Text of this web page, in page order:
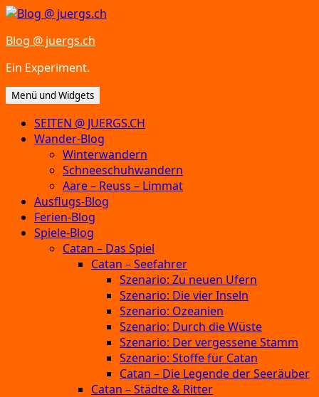
Zum
springen
Blog @ juergs.ch
Ein Experiment.
Menü und Widgets
SEITEN @ JUERGS.CH
Wander-Blog
Winterwandern
Schneeschuhwandern
Aare – Reuss – Limmat
Ausflugs-Blog
Ferien-Blog
Spiele-Blog
Catan – Das Spiel
Catan – Seefahrer
Szenario: Zu neuen Ufern
Szenario: Die vier Inseln
Szenario: Ozeanien
Szenario: Durch die Wüste
Szenario: Der vergessene Stamm
Szenario: Stoffe für Catan
Catan – Die Legende der Seeräuber
Catan – Städte & Ritter